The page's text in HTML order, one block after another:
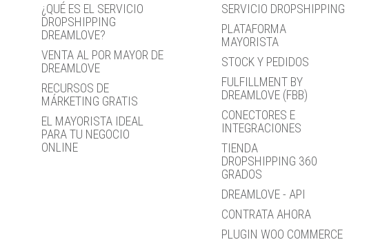
¿QUÉ ES EL SERVICIO
DROPSHIPPING
DREAMLOVE?
VENTA AL POR MAYOR DE
DREAMLOVE
RECURSOS DE
MÁRKETING GRATIS
EL MAYORISTA IDEAL
PARA TU NEGOCIO
ONLINE
SERVICIO DROPSHIPPING
PLATAFORMA
MAYORISTA
STOCK Y PEDIDOS
FULFILLMENT BY
DREAMLOVE (FBB)
CONECTORES E
INTEGRACIONES
TIENDA
DROPSHIPPING 360
GRADOS
DREAMLOVE - API
CONTRATA AHORA
PLUGIN WOO COMMERCE